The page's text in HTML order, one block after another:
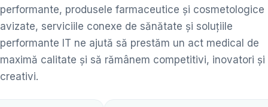
performante, produsele farmaceutice și cosmetologice
avizate, serviciile conexe de sănătate și soluțiile
performante IT ne ajută să prestăm un act medical de
maximă calitate și să rămânem competitivi, inovatori și
creativi.